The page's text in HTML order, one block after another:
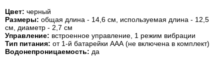
Цвет: черный
Размеры: общая длина - 14,6 см, используемая длина - 12,5
см, диаметр - 2,7 см
Управление: встроенное управление, 1 режим вибрации
Тип питания: от 1-й батарейки ААА (не включена в комплект)
Водонепроницаемость: да